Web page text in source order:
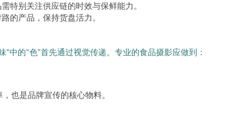
特别关注供应链的时效与保鲜能力。
的产品，保持货盘活力。
的“色”首先通过视觉传递。专业的食品摄影应做到：
也是品牌宣传的核心物料。